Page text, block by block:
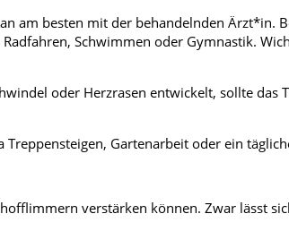
am besten mit der behandelnden Ärzt*in.
Schwimmen oder Gymnastik.
oder Herzrasen entwickelt, sollte das
Gartenarbeit oder ein
verstärken können. Zwar lässt